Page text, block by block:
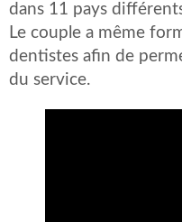
dans 11 pays
Le couple a même
dentistes afin de
du service.